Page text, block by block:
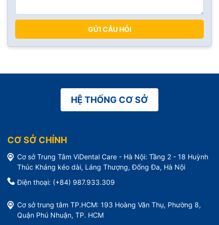
GỬI CÂU HỎI
HỆ THỐNG CƠ SỞ
CƠ SỞ CHÍNH
Cơ sở Trung Tâm ViDental Care - Hà Nội: Tầng 2 - 18 Huỳnh
Thúc Kháng kéo dài, Láng Thượng, Đống Đa, Hà Nội
Điện thoại: (+84) 987.933.309
Cơ sở trung tâm TP.HCM: 193 Hoàng Văn Thụ, Phường 8,
Quận Phú Nhuận, TP. HCM